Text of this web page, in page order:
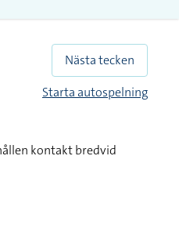
Nästa tecken
Starta autospelning
kontakt bredvid